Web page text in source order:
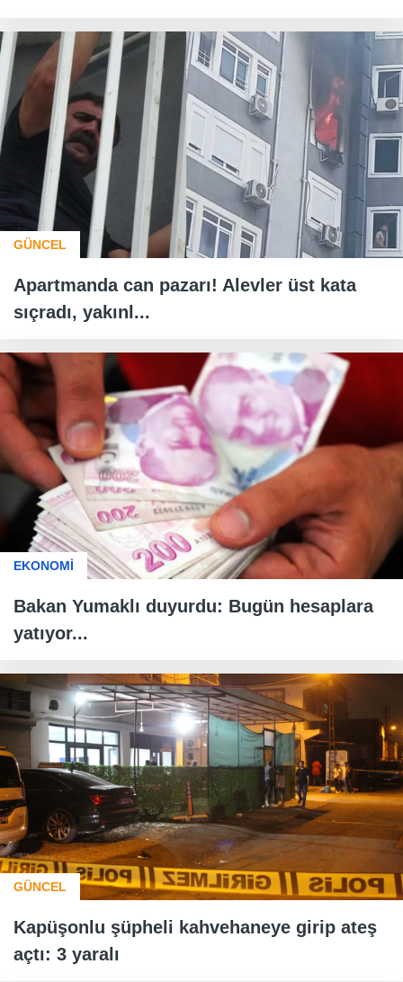
GÜNCEL
Apartmanda can pazarı! Alevler üst kata
sıçradı, yakınl...
EKONOMİ
Bakan Yumaklı duyurdu: Bugün hesaplara
yatıyor...
GÜNCEL
Kapüşonlu şüpheli kahvehaneye girip ateş
açtı: 3 yaralı